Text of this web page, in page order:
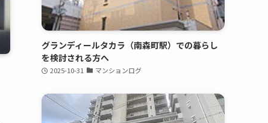
グランディールタカラ（南森町駅）での暮らし
を検討される方へ
2025-10-31 マンションログ